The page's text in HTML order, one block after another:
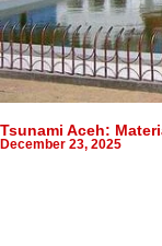
Tsunami Aceh:
December 23, 2025